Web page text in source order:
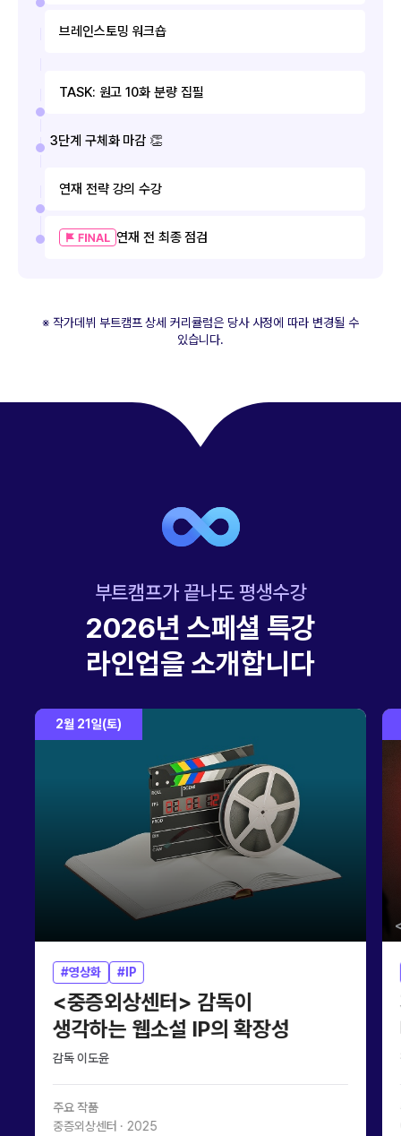
브레인스토밍 워크숍
TASK: 원고 10화 분량 집필
3단계 구체화 마감 👏
연재 전략 강의 수강
연재 전 최종 점검
※ 작가데뷔 부트캠프 상세 커리큘럼은 당사 사정에 따라 변경될 수
있습니다.
부트캠프가 끝나도 평생수강
2026년 스페셜 특강
라인업을 소개합니다
2월 21일(토)
#영상화 #IP
<중증외상센터> 감독이
생각하는 웹소설 IP의 확장성
감독 이도윤
주요 작품
중증외상센터 · 2025